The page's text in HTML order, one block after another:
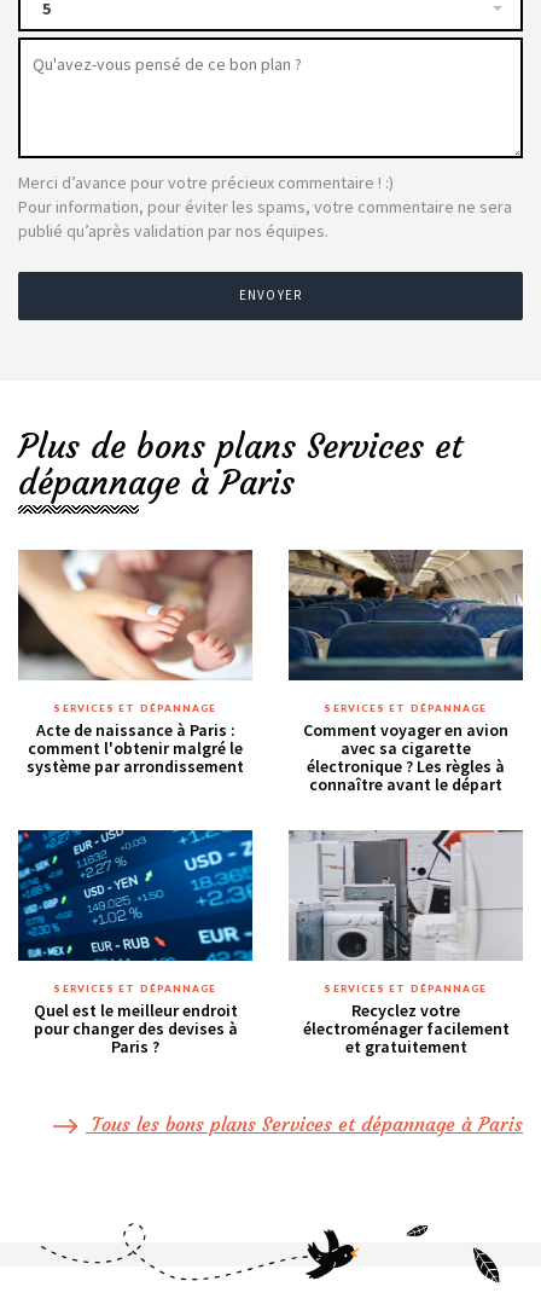
5
Merci d’avance pour votre précieux commentaire ! :)
Pour information, pour éviter les spams, votre commentaire ne sera
publié qu’après validation par nos équipes.
ENVOYER
Plus de bons plans Services et
dépannage à Paris
SERVICES ET DÉPANNAGE
Acte de naissance à Paris :
comment l'obtenir malgré le
système par arrondissement
SERVICES ET DÉPANNAGE
Comment voyager en avion
avec sa cigarette
électronique ? Les règles à
connaître avant le départ
SERVICES ET DÉPANNAGE
Quel est le meilleur endroit
pour changer des devises à
Paris ?
SERVICES ET DÉPANNAGE
Recyclez votre
électroménager facilement
et gratuitement
Tous les bons plans Services et dépannage à Paris